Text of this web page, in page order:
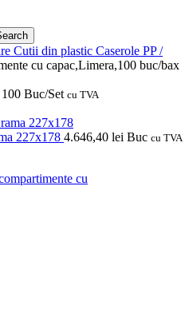
Cutii din plastic Caserole PP /
cu capac,Limera,100 buc/bax
100 Buc/Set cu TVA
227x178 4.646,40 lei Buc cu TVA